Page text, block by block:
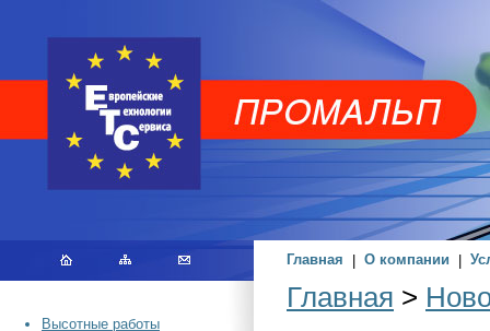
Главная О компании
Высотные работы
Главная >